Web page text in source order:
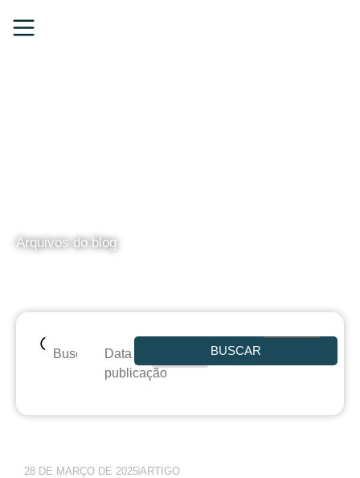
Arquivos do blog
Data de
publicação
BUSCAR
28 DE MARÇO DE 2025ARTIGO